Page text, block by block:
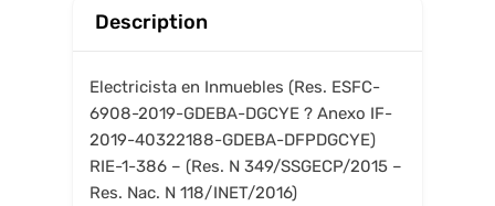
Description
Electricista en Inmuebles (Res. ESFC-
6908-2019-GDEBA-DGCYE ? Anexo IF-
2019-40322188-GDEBA-DFPDGCYE)
RIE-1-386 – (Res. N 349/SSGECP/2015 –
Res. Nac. N 118/INET/2016)